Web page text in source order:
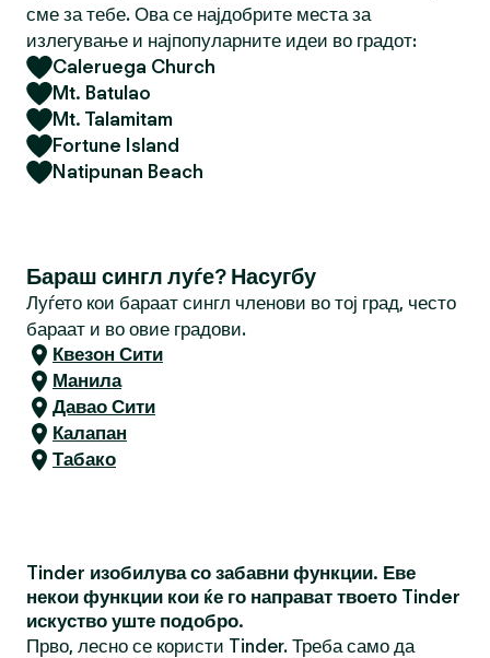
сме за тебе. Ова се најдобрите места за
излегување и најпопуларните идеи во градот:
Caleruega Church
Mt. Batulao
Mt. Talamitam
Fortune Island
Natipunan Beach
Бараш сингл луѓе? Насугбу
Луѓето кои бараат сингл членови во тој град, често
бараат и во овие градови.
Квезон Сити
Манила
Давао Сити
Калапан
Табако
Tinder изобилува со забавни функции. Еве
некои функции кои ќе го направат твоето Tinder
искуство уште подобро.
Прво, лесно се користи Tinder. Треба само да